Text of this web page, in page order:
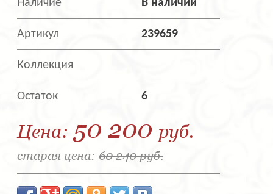
Наличие В наличии
Артикул 239659
Коллекция
Остаток 6
Цена: 50 200 руб.
старая цена: 60 240 руб.